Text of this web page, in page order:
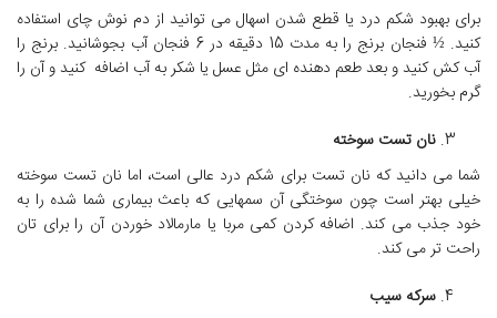
برای بهبود شکم درد یا قطع شدن اسهال می توانید از دم نوش چای استفاده
کنید. ½ فنجان برنج را به مدت 15 دقیقه در 6 فنجان آب بجوشانید. برنج را
آب کش کنید و بعد طعم دهنده ای مثل عسل یا شکر به آب اضافه کنید و آن را
گرم بخورید.
نان تست سوخته
شما می دانید که نان تست برای شکم درد عالی است، اما نان تست سوخته
خیلی بهتر است چون سوختگی آن سمهایی که باعث بیماری شما شده را به
خود جذب می کند. اضافه کردن کمی مربا یا مارمالاد خوردن آن را برای تان
راحت تر می کند.
سرکه سیب